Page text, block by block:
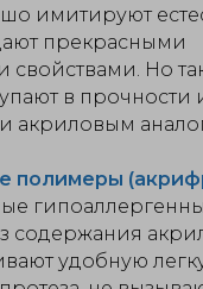
имитируют
прекрасными
свойствами. Но
в прочности
акриловым
полимеры
содержания
удобную